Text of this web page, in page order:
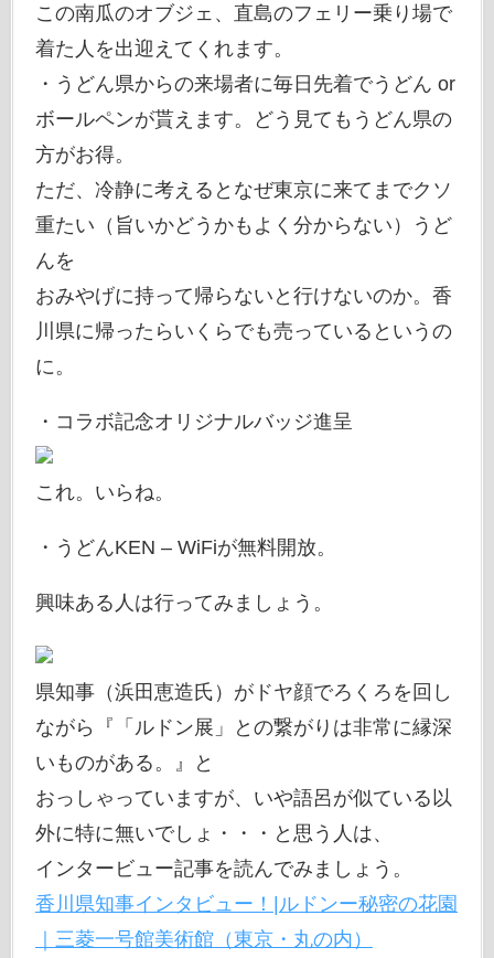
この南瓜のオブジェ、直島のフェリー乗り場で
着た人を出迎えてくれます。
・うどん県からの来場者に毎日先着でうどん or
ボールペンが貰えます。どう見てもうどん県の
方がお得。
ただ、冷静に考えるとなぜ東京に来てまでクソ
重たい（旨いかどうかもよく分からない）うど
んを
おみやげに持って帰らないと行けないのか。香
川県に帰ったらいくらでも売っているというの
に。
・コラボ記念オリジナルバッジ進呈
これ。いらね。
・うどんKEN – WiFiが無料開放。
興味ある人は行ってみましょう。
県知事（浜田恵造氏）がドヤ顔でろくろを回し
ながら『「ルドン展」との繋がりは非常に縁深
いものがある。』と
おっしゃっていますが、いや語呂が似ている以
外に特に無いでしょ・・・と思う人は、
インタービュー記事を読んでみましょう。
香川県知事インタビュー！|ルドンー秘密の花園
｜三菱一号館美術館（東京・丸の内）